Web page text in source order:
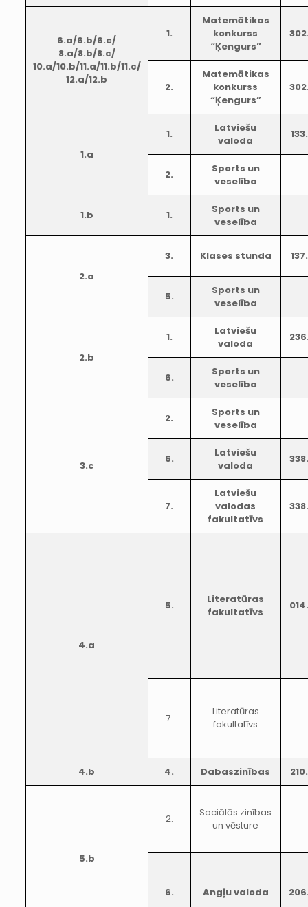
6.a/6.b/6.c/
8.a/8.b/8.c/
10.a/10.b/11.a/11.b/11.c/
12.a/12.b
1.
Matemātikas
konkurss
“Ķengurs”
2.
Matemātikas
konkurss
“Ķengurs”
1.a
1.
Latviešu
valoda
133.
2.
Sports un
veselība
1.b 1.
Sports un
veselība
2.a
3. Klases stunda 137.
5.
Sports un
veselība
2.b
1.
Latviešu
valoda
6.
Sports un
veselība
3.c
2.
Sports un
veselība
6.
Latviešu
valoda
7.
Latviešu
valodas
fakultatīvs
4.a
5.
Literatūras
fakultatīvs
7.
Literatūras
fakultatīvs
4.b 4. Dabaszinības 210.
5.b
2.
Sociālās zinības
un vēsture
6. Angļu valoda